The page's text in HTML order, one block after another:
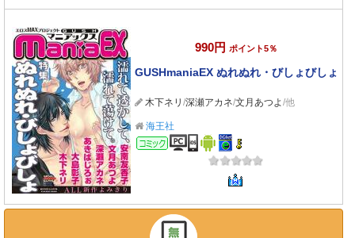
990円 ポイント5％
GUSHmaniaEX ぬれぬれ・びしょびしょ
木下ネリ /深瀬アカネ/文月あつよ/他
海王社
コミック